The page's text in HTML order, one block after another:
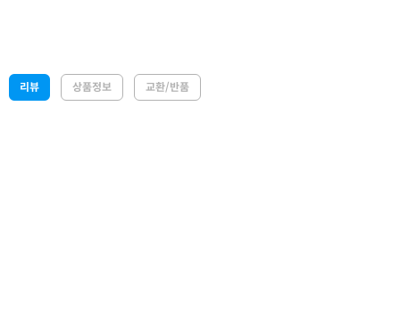
리뷰 상품정보 교환/반품